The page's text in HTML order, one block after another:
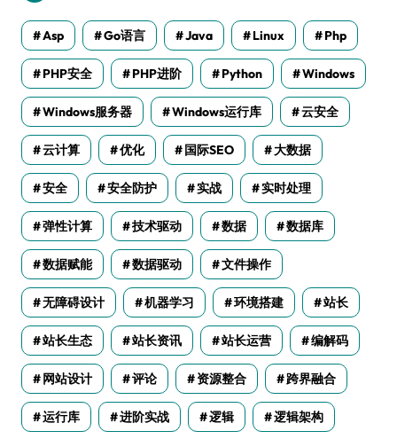
Asp Go语言 Java Linux Php
PHP安全 PHP进阶 Python Windows
Windows服务器 Windows运行库 云安全
云计算 优化 国际SEO 大数据
安全 安全防护 实战 实时处理
弹性计算 技术驱动 数据 数据库
数据赋能 数据驱动 文件操作
无障碍设计 机器学习 环境搭建 站长
站长生态 站长资讯 站长运营 编解码
网站设计 评论 资源整合 跨界融合
运行库 进阶实战 逻辑 逻辑架构